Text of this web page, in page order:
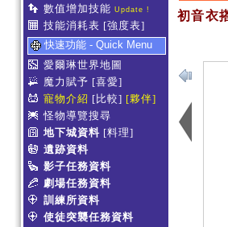
數值增加技能 Update !
技能消耗表 [強度表]
快速功能 - Quick Menu
愛爾琳世界地圖
魔力賦予 [喜愛]
寵物介紹 [比較] [夥伴]
怪物導覽搜尋
地下城資料 [料理]
遺跡資料
影子任務資料
劇場任務資料
訓練所資料
使徒突襲任務資料
初音衣